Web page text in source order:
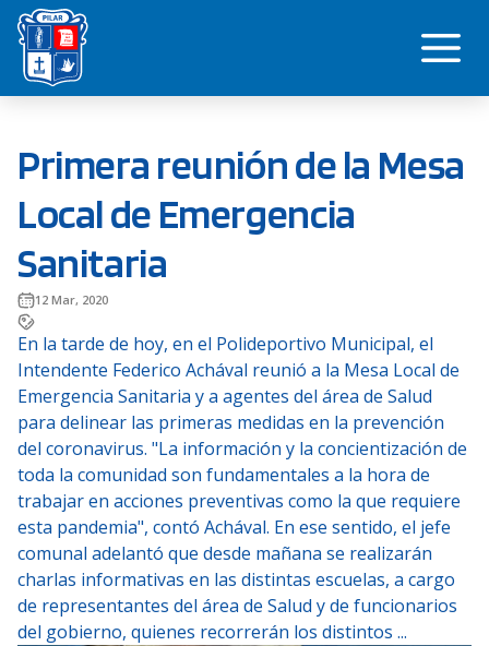
Saltar
contenido
Primera reunión de la Mesa
Local de Emergencia
Sanitaria
12 Mar, 2020
En la tarde de hoy, en el Polideportivo Municipal, el
Intendente Federico Achával reunió a la Mesa Local de
Emergencia Sanitaria y a agentes del área de Salud
para delinear las primeras medidas en la prevención
del coronavirus. "La información y la concientización de
toda la comunidad son fundamentales a la hora de
trabajar en acciones preventivas como la que requiere
esta pandemia", contó Achával. En ese sentido, el jefe
comunal adelantó que desde mañana se realizarán
charlas informativas en las distintas escuelas, a cargo
de representantes del área de Salud y de funcionarios
del gobierno, quienes recorrerán los distintos ...